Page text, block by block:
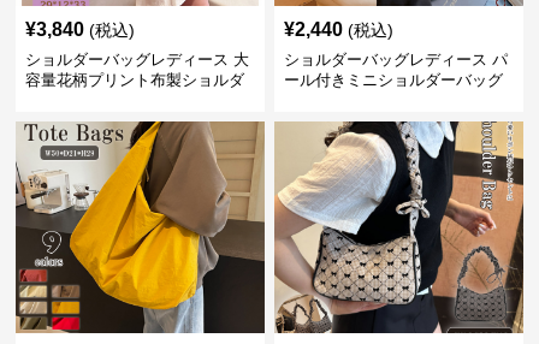
¥3,840 (税込)
ショルダーバッグレディース 大
容量花柄プリント布製ショルダ
¥2,440 (税込)
ショルダーバッグレディース パ
ール付きミニショルダーバッグ